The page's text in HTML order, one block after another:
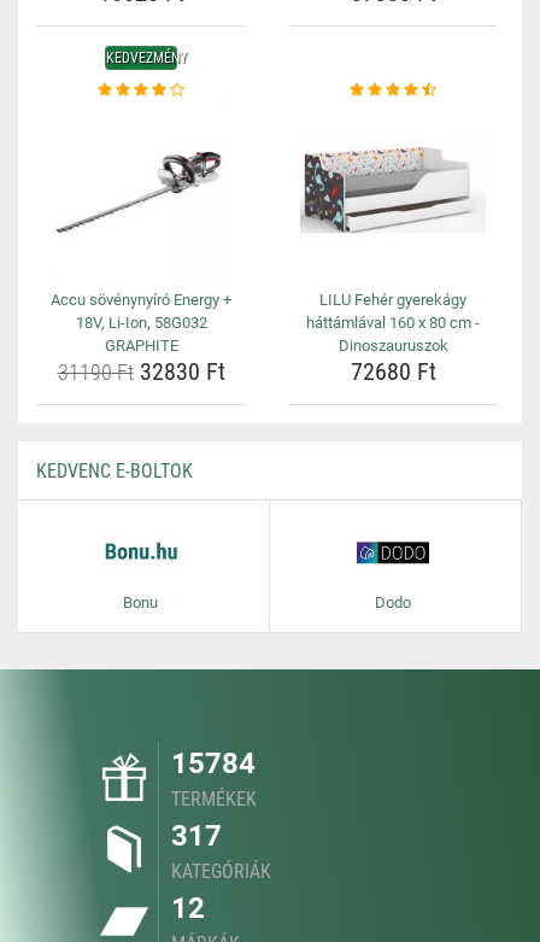
KEDVEZMÉNY
Accu sövénynyíró Energy +
18V, Li-Ion, 58G032
GRAPHITE
31190 Ft32830 Ft
LILU Fehér gyerekágy
háttámlával 160 x 80 cm -
Dinoszauruszok
72680 Ft
KEDVENC E-BOLTOK
Bonu Dodo
15784
TERMÉKEK
317
KATEGÓRIÁK
12